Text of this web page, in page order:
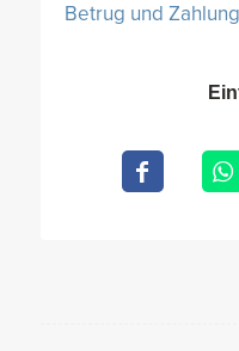
Betrug und